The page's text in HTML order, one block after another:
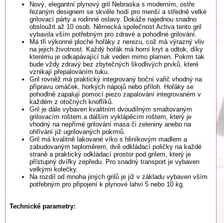
Nový, elegantní plynový gril Nebraska s moderním, ostře
řezaným designem se skvěle hodí pro menší a středně velké
grilovací párty a rodinné oslavy. Dokáže najednou snadno
obsloužit až 10 osob. Německá společnost Activa tento gril
vybavila vším potřebným pro zdravé a pohodlné grilování.
Má tři výkonné ploché hořáky z nerezu, což má výrazný vliv
na jejich životnost. Každý hořák má horní kryt a odtok, díky
kterému je odkapávající tuk veden mimo plamen. Pokrm tak
bude vždy zdravý bez zbytečných škodlivých prvků, které
vznikají přepalováním tuku.
Gril rovněž má praktický integrovaný boční vařič vhodný na
přípravu omáček, horkých nápojů nebo příloh. Hořáky se
pohodlně zapalují pomocí piezo zapalování integrovaném v
každém z otočných knoflíků.
Gril je dále vybaven kvalitním dvoudílným smaltovaným
grilovacím roštem a dalším vyklápěcím roštem, který je
vhodný na nepřímé grilování masa či zeleniny anebo na
ohřívání již ugrilovaných pokrmů.
Gril má kvalitně lakované víko s hliníkovým madlem a
zabudovaným teploměrem, dvě odkládací poličky na každé
straně a praktický odkládací prostor pod grilem, který je
přístupný dvířky zepředu. Pro snadný transport je vybaven
velkými kolečky.
Na rozdíl od mnoha jiných grilů je již v základu vybaven vším
potřebným pro připojení k plynové lahvi 5 nebo 10 kg.
Technické parametry: